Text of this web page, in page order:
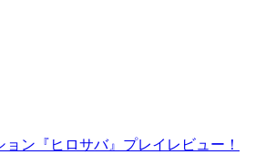
ン『ヒロサバ』プレイレビュー！